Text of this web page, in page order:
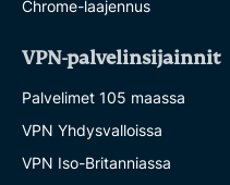
Chrome-laajennus
VPN-palvelinsijainnit
Palvelimet 105 maassa
VPN Yhdysvalloissa
VPN Iso-Britanniassa